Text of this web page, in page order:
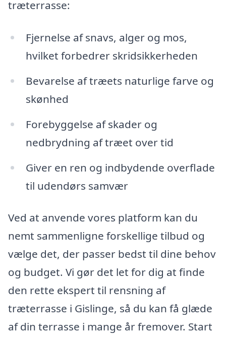
træterrasse:
Fjernelse af snavs, alger og mos,
hvilket forbedrer skridsikkerheden
Bevarelse af træets naturlige farve og
skønhed
Forebyggelse af skader og
nedbrydning af træet over tid
Giver en ren og indbydende overflade
til udendørs samvær
Ved at anvende vores platform kan du
nemt sammenligne forskellige tilbud og
vælge det, der passer bedst til dine behov
og budget. Vi gør det let for dig at finde
den rette ekspert til rensning af
træterrasse i Gislinge, så du kan få glæde
af din terrasse i mange år fremover. Start